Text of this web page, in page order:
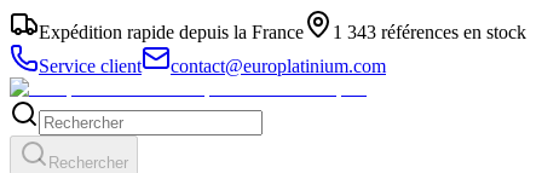
Expédition rapide depuis la France
1 343 références en stock
Service client
contact@europlatinium.com
Rechercher